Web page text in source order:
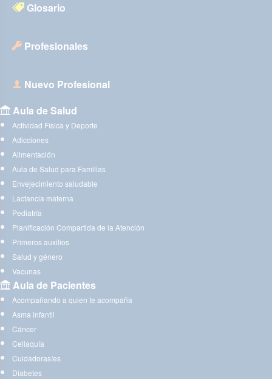
Glosario
Profesionales
Nuevo Profesional
Aula de Salud
Actividad Física y Deporte
Adicciones
Alimentación
Aula de Salud para Familias
Envejecimiento saludable
Lactancia materna
Pediatría
Planificación Compartida de la Atención
Primeros auxilios
Salud y género
Vacunas
Aula de Pacientes
Acompañando a quien te acompaña
Asma infantil
Cáncer
Celiaquía
Cuidadoras/es
Diabetes